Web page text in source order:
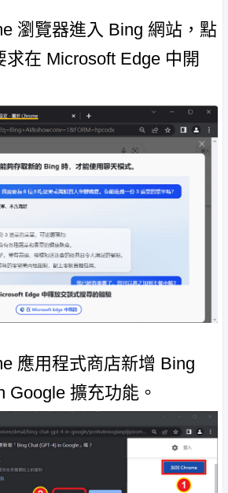
瀏覽器進入 Bing 網站，點
在 Microsoft Edge 中開
應用程式商店新增 Bing
Google 擴充功能。